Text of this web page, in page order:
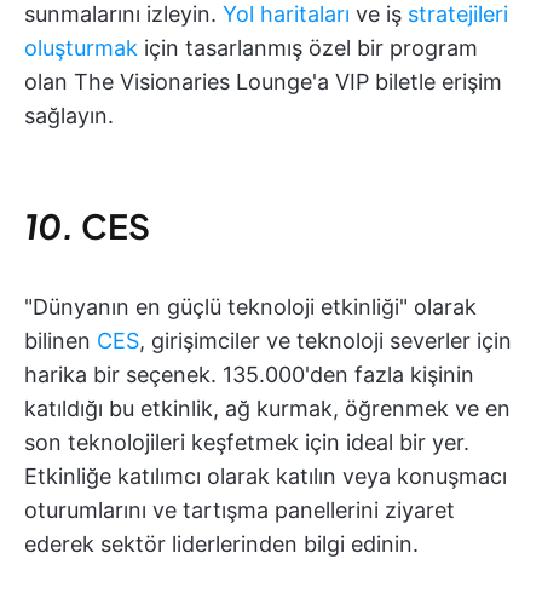
sunmalarını izleyin. Yol haritaları ve iş stratejileri
oluşturmak için tasarlanmış özel bir program
olan The Visionaries Lounge'a VIP biletle erişim
sağlayın.
10. CES
"Dünyanın en güçlü teknoloji etkinliği" olarak
bilinen CES, girişimciler ve teknoloji severler için
harika bir seçenek. 135.000'den fazla kişinin
katıldığı bu etkinlik, ağ kurmak, öğrenmek ve en
son teknolojileri keşfetmek için ideal bir yer.
Etkinliğe katılımcı olarak katılın veya konuşmacı
oturumlarını ve tartışma panellerini ziyaret
ederek sektör liderlerinden bilgi edinin.